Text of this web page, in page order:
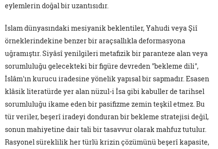
eylemlerin doğal bir uzantısıdır.
İslam dünyasındaki mesiyanik beklentiler, Yahudi veya Şiî
örneklerindekine benzer bir araçsallıkla deformasyona
uğramıştır. Siyâsî yenilgileri metafizik bir paranteze alan veya
sorumluluğu gelecekteki bir figüre devreden "bekleme dili",
İslâm'ın kurucu iradesine yönelik yapısal bir sapmadır. Esasen
klâsik literatürde yer alan nüzul-i İsa gibi kabuller de tarihsel
sorumluluğu ikame eden bir pasifizme zemin teşkil etmez. Bu
tür veriler, beşerî iradeyi donduran bir bekleme stratejisi değil,
sonun mahiyetine dair tali bir tasavvur olarak mahfuz tutulur.
Rasyonel süreklilik her türlü krizin çözümünü beşerî kapasite,